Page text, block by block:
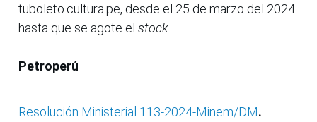
tuboleto.cultura.pe, desde el 25 de marzo del 2024
hasta que se agote el stock
Petroperú
Resolución Ministerial 113-2024-Minem/DM.